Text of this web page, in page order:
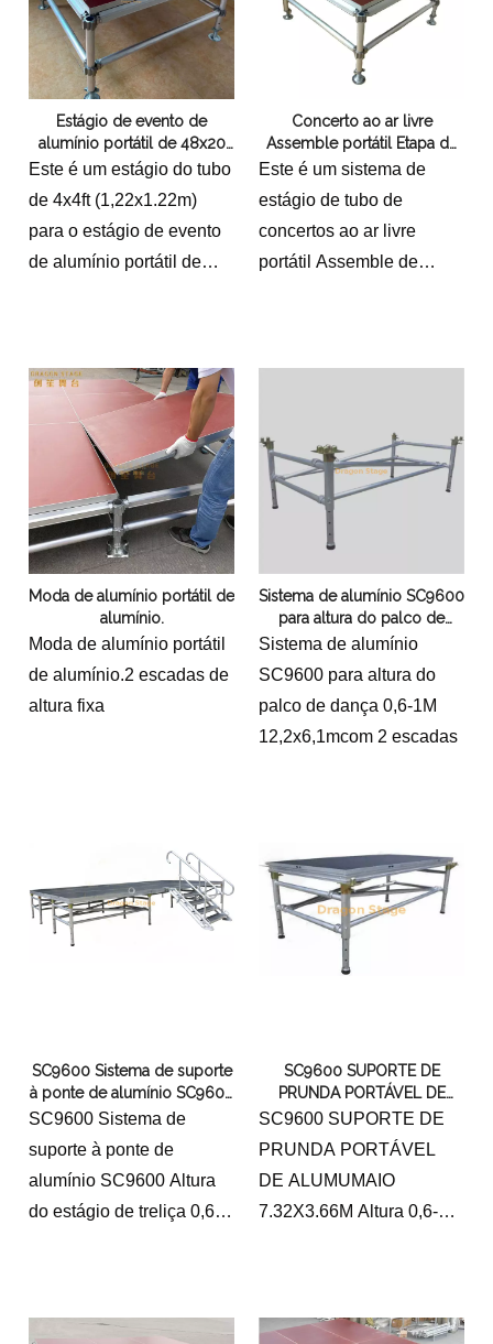
Estágio de evento de
alumínio portátil de 48x20
pés
Este é um estágio do tubo
de 4x4ft (1,22x1.22m)
para o estágio de evento
de alumínio portátil de
Concerto ao ar livre
Assemble portátil Etapa de
alumínio 6.1x6.1m
Este é um sistema de
estágio de tubo de
concertos ao ar livre
portátil Assemble de
Moda de alumínio portátil de
alumínio.
Moda de alumínio portátil
de alumínio.2 escadas de
altura fixa
Sistema de alumínio SC9600
para altura do palco de
dança 0,6-1M 12,2x6,1m
Sistema de alumínio
SC9600 para altura do
palco de dança 0,6-1M
12,2x6,1mcom 2 escadas
SC9600 Sistema de suporte
à ponte de alumínio SC9600
Altura do estágio de treliça
SC9600 Sistema de
suporte à ponte de
alumínio SC9600 Altura
do estágio de treliça 0,6-
SC9600 SUPORTE DE
PRUNDA PORTÁVEL DE
ALUMUMAIO 7.32X3.66M
Altura 0,6-1M
SC9600 SUPORTE DE
PRUNDA PORTÁVEL
DE ALUMUMAIO
7.32X3.66M Altura 0,6-